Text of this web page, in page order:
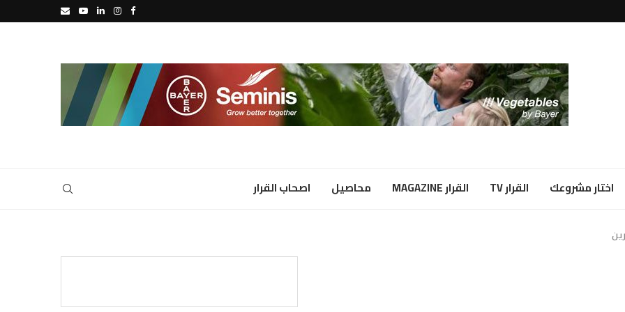
اختار مشروعك القرار TV القرار MAGAZINE محاصيل اصحاب القرار